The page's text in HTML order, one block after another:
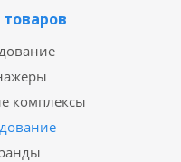
товаров
комплексы